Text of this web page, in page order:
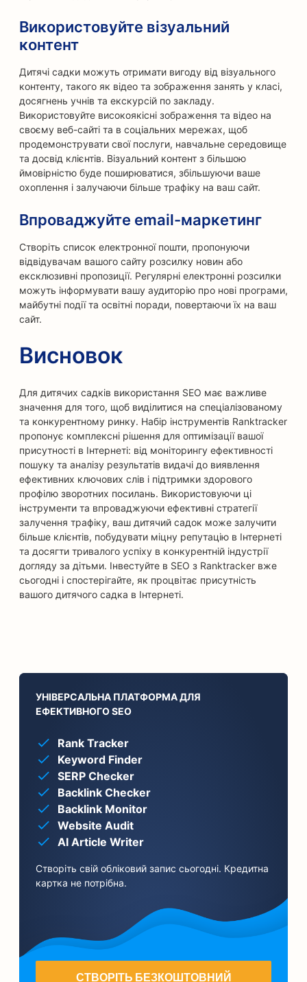
Використовуйте візуальний
контент
Дитячі садки можуть отримати вигоду від візуального
контенту, такого як відео та зображення занять у класі,
досягнень учнів та екскурсій по закладу.
Використовуйте високоякісні зображення та відео на
своєму веб-сайті та в соціальних мережах, щоб
продемонструвати свої послуги, навчальне середовище
та досвід клієнтів. Візуальний контент з більшою
ймовірністю буде поширюватися, збільшуючи ваше
охоплення і залучаючи більше трафіку на ваш сайт.
Впроваджуйте email-маркетинг
Створіть список електронної пошти, пропонуючи
відвідувачам вашого сайту розсилку новин або
ексклюзивні пропозиції. Регулярні електронні розсилки
можуть інформувати вашу аудиторію про нові програми,
майбутні події та освітні поради, повертаючи їх на ваш
сайт.
Висновок
Для дитячих садків використання SEO має важливе
значення для того, щоб виділитися на спеціалізованому
та конкурентному ринку. Набір інструментів Ranktracker
пропонує комплексні рішення для оптимізації вашої
присутності в Інтернеті: від моніторингу ефективності
пошуку та аналізу результатів видачі до виявлення
ефективних ключових слів і підтримки здорового
профілю зворотних посилань. Використовуючи ці
інструменти та впроваджуючи ефективні стратегії
залучення трафіку, ваш дитячий садок може залучити
більше клієнтів, побудувати міцну репутацію в Інтернеті
та досягти тривалого успіху в конкурентній індустрії
догляду за дітьми. Інвестуйте в SEO з Ranktracker вже
сьогодні і спостерігайте, як процвітає присутність
вашого дитячого садка в Інтернеті.
УНІВЕРСАЛЬНА ПЛАТФОРМА ДЛЯ
ЕФЕКТИВНОГО SEO
Rank Tracker
Keyword Finder
SERP Checker
Backlink Checker
Backlink Monitor
Website Audit
AI Article Writer
Створіть свій обліковий запис сьогодні. Кредитна
картка не потрібна.
СТВОРІТЬ БЕЗКОШТОВНИЙ